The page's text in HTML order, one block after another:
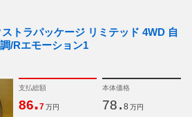
トラパッケージ リミテッド 4WD 自
/Rエモーション1
支払総額
86.7 万円
本体価格
78. 8 万円